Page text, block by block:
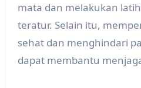
mata dan melakukan
teratur. Selain itu,
sehat dan menghindari
dapat membantu